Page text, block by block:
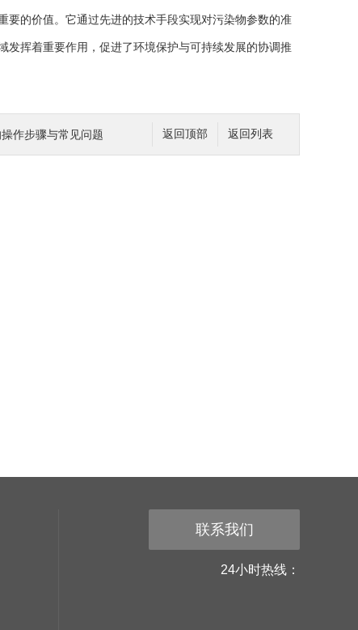
的价值。它通过先进的技术手段实现对污染物参数的准
挥着重要作用，促进了环境保护与可持续发展的协调推
返回列表
返回顶部
作步骤与常见问题
联系我们
24小时热线：